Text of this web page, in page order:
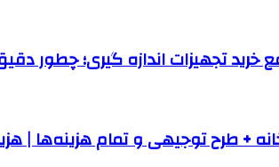
خرید تجهیزات اندازه گیری؛ چطور
+ طرح توجیهی و تمام هزینه‌ها | هزینه ساخت